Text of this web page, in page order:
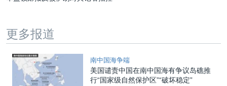
更多报道
南中国海争端
美国谴责中国在南中国海有争议岛礁推
行“国家级自然保护区”“破坏稳定”